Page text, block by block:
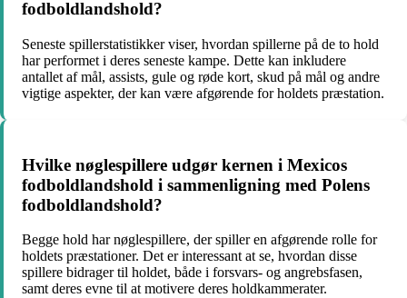
fodboldlandshold?
Seneste spillerstatistikker viser, hvordan spillerne på de to hold
har performet i deres seneste kampe. Dette kan inkludere
antallet af mål, assists, gule og røde kort, skud på mål og andre
vigtige aspekter, der kan være afgørende for holdets præstation.
Hvilke nøglespillere udgør kernen i Mexicos
fodboldlandshold i sammenligning med Polens
fodboldlandshold?
Begge hold har nøglespillere, der spiller en afgørende rolle for
holdets præstationer. Det er interessant at se, hvordan disse
spillere bidrager til holdet, både i forsvars- og angrebsfasen,
samt deres evne til at motivere deres holdkammerater.